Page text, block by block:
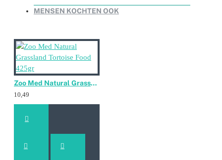
MENSEN KOCHTEN OOK
Zoo Med Natural Grassland Tortoise Food 425gr
10,49